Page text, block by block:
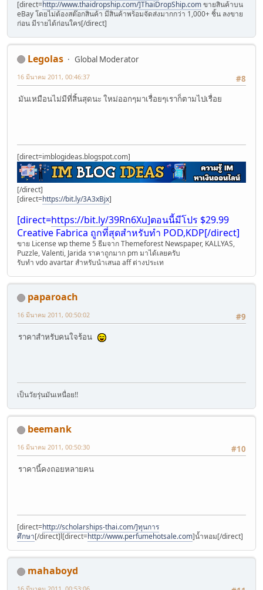
[direct=http://www.thaidropship.com/]ThaiDropShip.comขายสินค้าบน
eBay โดยไม่ต้องสต๊อกสินค้า มีสินค้าพร้อมจัดส่งมากกว่า 1,000+ ชิ้น ลงขาย
ก่อน มีรายได้ก่อนใคร[/direct]
Legolas
Global Moderator
#8
16 มีนาคม 2011, 00:46:37
มันเหมือนไม่มีที่สิ้นสุดนะ ใหม่ออกๆมาเรื่อยๆเราก็ตามไปเรื่อย
[direct=imblogideas.blogspot.com]
[/direct]
[direct=https://bit.ly/3A3xBjx]
[direct=https://bit.ly/39Rn6Xu]ตอนนี้มีโปร $29.99
Creative Fabrica ถูกที่สุดสำหรับทำ POD,KDP[/direct]
ขาย License wp theme 5 ธีมจา่ก Themeforest Newspaper, KALLYAS,
Puzzle, Valenti, Jarida ราคาถูกมาก pm มาได้เลยครับ
รับทำ vdo avartar สำหรับนำเสนอ aff ต่างประเท
paparoach
#9
16 มีนาคม 2011, 00:50:02
ราคาสำหรับคนใจร้อน
เป็นวัยรุ่นมันเหนื่อย!!
beemank
#10
16 มีนาคม 2011, 00:50:30
ราคานี้คงถอยหลายคน
[direct=http://scholarships-thai.com/]ทุนการ
ศึกษา[/direct]l[direct=http://www.perfumehotsale.com]น้ำหอม[/direct]
mahaboyd